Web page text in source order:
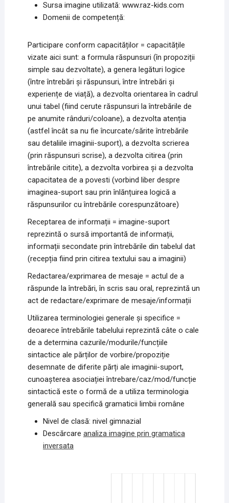
Sursa imagine utilizată: www.raz-kids.com
Domenii de competență:
Participare conform capacităților = capacitățile
vizate aici sunt: a formula răspunsuri (în propoziții
simple sau dezvoltate), a genera legături logice
(între întrebări și răspunsuri, între întrebări și
experiențe de viață), a dezvolta orientarea în cadrul
unui tabel (fiind cerute răspunsuri la întrebările de
pe anumite rânduri/coloane), a dezvolta atenția
(astfel încât sa nu fie încurcate/sărite întrebările
sau detaliile imaginii-suport), a dezvolta scrierea
(prin răspunsuri scrise), a dezvolta citirea (prin
întrebările citite), a dezvolta vorbirea și a dezvolta
capacitatea de a povesti (vorbind liber despre
imaginea-suport sau prin înlănțuirea logică a
răspunsurilor cu întrebările corespunzătoare)
Receptarea de informații = imagine-suport
reprezintă o sursă importantă de informații,
informații secondate prin întrebările din tabelul dat
(recepția fiind prin citirea textului sau a imaginii)
Redactarea/exprimarea de mesaje = actul de a
răspunde la întrebări, în scris sau oral, reprezintă un
act de redactare/exprimare de mesaje/informații
Utilizarea terminologiei generale și specifice =
deoarece întrebările tabelului reprezintă câte o cale
de a determina cazurile/modurile/funcțiile
sintactice ale părților de vorbire/propoziție
desemnate de diferite părți ale imaginii-suport,
cunoașterea asociației întrebare/caz/mod/funcție
sintactică este o formă de a utiliza terminologia
generală sau specifică gramaticii limbii române
Nivel de clasă: nivel gimnazial
Descărcare analiza imagine prin gramatica
inversata